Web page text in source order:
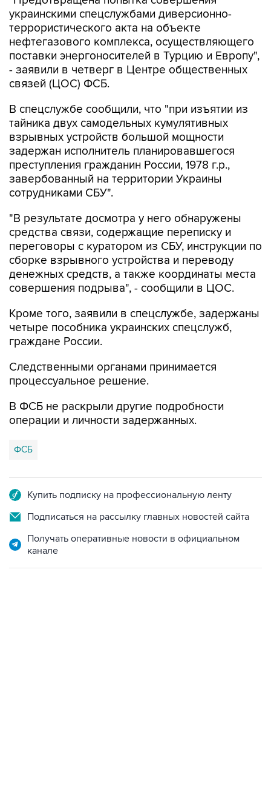
украинскими спецслужбами диверсионно-
террористического акта на объекте
нефтегазового комплекса, осуществляющего
поставки энергоносителей в Турцию и Европу",
- заявили в четверг в Центре общественных
связей (ЦОС) ФСБ.
В спецслужбе сообщили, что "при изъятии из
тайника двух самодельных кумулятивных
взрывных устройств большой мощности
задержан исполнитель планировавшегося
преступления гражданин России, 1978 г.р.,
завербованный на территории Украины
сотрудниками СБУ".
"В результате досмотра у него обнаружены
средства связи, содержащие переписку и
переговоры с куратором из СБУ, инструкции по
сборке взрывного устройства и переводу
денежных средств, а также координаты места
совершения подрыва", - сообщили в ЦОС.
Кроме того, заявили в спецслужбе, задержаны
четыре пособника украинских спецслужб,
граждане России.
Следственными органами принимается
процессуальное решение.
В ФСБ не раскрыли другие подробности
операции и личности задержанных.
ФСБ
Купить подписку на профессиональную ленту
Подписаться на рассылку главных новостей сайта
Получать оперативные новости в официальном
канале